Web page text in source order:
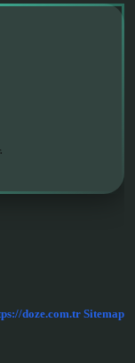
doze.com.tr Sitemap